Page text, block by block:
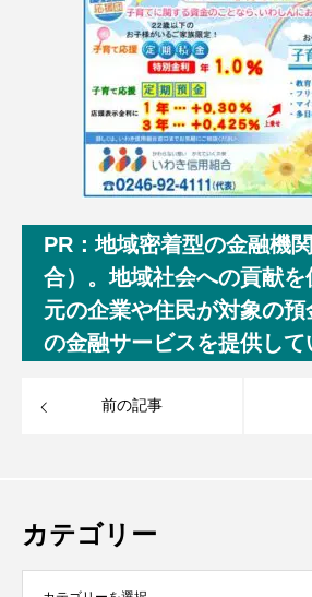
PR：地域密着型の金融機
合）。地域社会への貢献
元の企業や住民が対象の
の金融サービスを提供して
前の記事
カテゴリー